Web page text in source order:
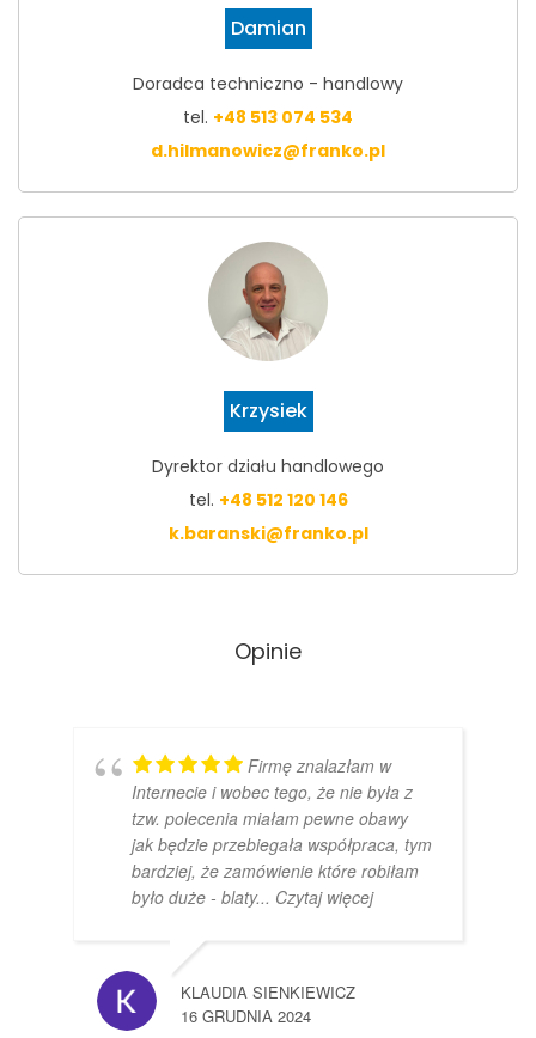
Damian
Doradca techniczno - handlowy
tel. +48 513 074 534
d.hilmanowicz@franko.pl
Krzysiek
Dyrektor działu handlowego
tel. +48 512 120 146
k.baranski@franko.pl
Opinie
Firmę znalazłam w
Internecie i wobec tego, że nie była z
tzw. polecenia miałam pewne obawy
jak będzie przebiegała współpraca, tym
bardziej, że zamówienie które robiłam
było duże - blaty... Czytaj więcej
KLAUDIA SIENKIEWICZ
16 GRUDNIA 2024